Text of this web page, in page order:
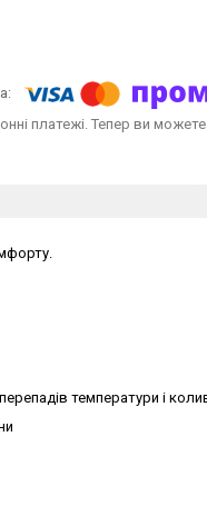
платежі. Тепер ви
температури і